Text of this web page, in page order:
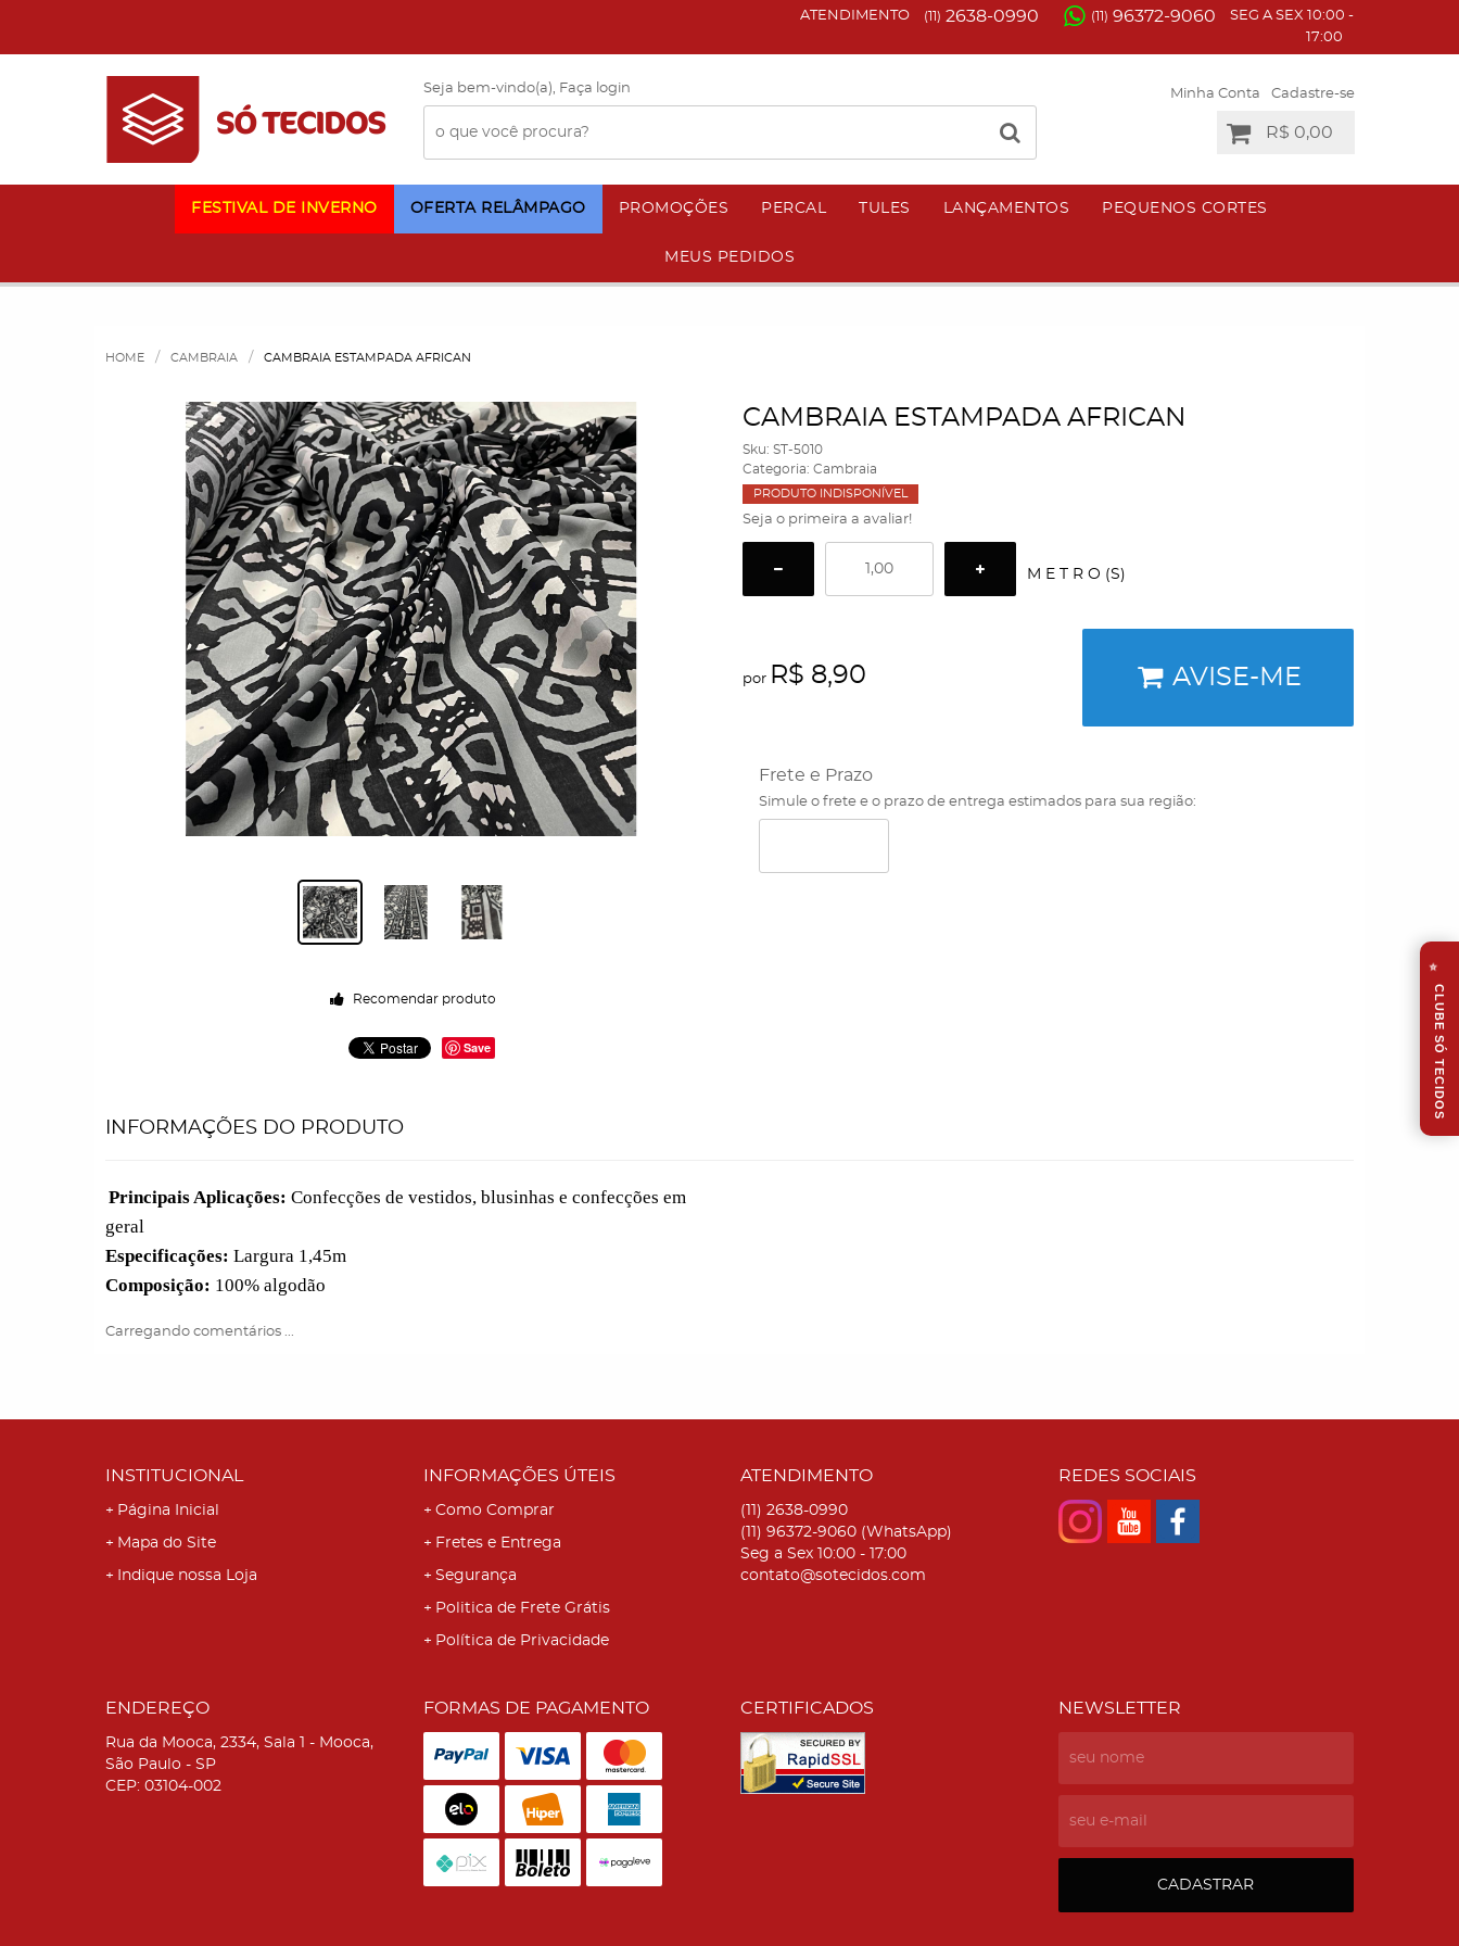
ATENDIMENTO (11) 2638-0990 (11) 96372-9060
SEG A SEX 10:00 -
17:00
Seja bem-vindo(a), Faça login Minha Conta Cadastre-se
R$ 0,00
FESTIVAL DE INVERNO OFERTA RELÂMPAGO PROMOÇÕES PERCAL TULES LANÇAMENTOS PEQUENOS CORTES
MEUS PEDIDOS
HOME CAMBRAIA CAMBRAIA ESTAMPADA AFRICAN
Recomendar produto
Save
CAMBRAIA ESTAMPADA AFRICAN
Sku: ST-5010
Categoria: Cambraia
PRODUTO INDISPONÍVEL
Seja o primeira a avaliar!
M E T R O (S)
por R$ 8,90 AVISE-ME
Frete e Prazo
Simule o frete e o prazo de entrega estimados para sua região:
INFORMAÇÕES DO PRODUTO
Principais Aplicações: Confecções de vestidos, blusinhas e confecções em
geral
Especificações: Largura 1,45m
Composição: 100% algodão
Carregando comentários ...
INSTITUCIONAL
Página Inicial
Mapa do Site
Indique nossa Loja
INFORMAÇÕES ÚTEIS
Como Comprar
Fretes e Entrega
Segurança
Politica de Frete Grátis
Política de Privacidade
ATENDIMENTO
(11) 2638-0990
(11) 96372-9060 (WhatsApp)
Seg a Sex 10:00 - 17:00
contato@sotecidos.com
REDES SOCIAIS
ENDEREÇO
Rua da Mooca, 2334, Sala 1 - Mooca,
São Paulo - SP
CEP: 03104-002
FORMAS DE PAGAMENTO CERTIFICADOS NEWSLETTER
CADASTRAR
⭐
CLUBE SÓ TECIDOS